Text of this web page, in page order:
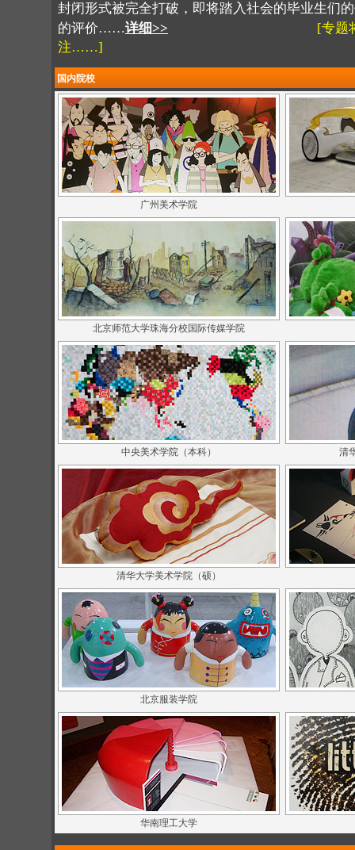
封闭形式被完全打破，即将踏入社会的毕业生们
的评价……详细>>
[专题
注……]
国内院校
广州美术学院
北京师范大学珠海分校国际传媒学院
中央美术学院（本科） 清
清华大学美术学院（硕）
北京服装学院
华南理工大学